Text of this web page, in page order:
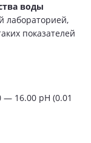
воды
лабораторией,
показателей
16.00 pH (0.01